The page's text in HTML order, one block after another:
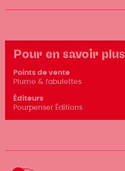
Pour en savoir plus
Points de vente
Plume & fabulettes
Éditeurs
Pourpenser Éditions